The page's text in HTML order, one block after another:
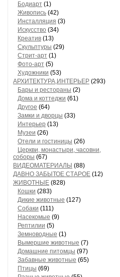
Бодиарт (1)
Живопись (42)
Инсталляция (3)
Искусство (34)
Креатив (13)
Скульптуры (29)
Стрит-арт (1)
Фото-арт (5)
Художники (53)
АРХИТЕКТУРА,ИНТЕРЬЕР (293)
Бары и рестораны (2)
Дома и коттеджи (61)
Другое (64)
Замки и дворцы (33)
Интерьер (13)
Музеи (26)
Отели и гостиницы (26)
Церкви, монастыри, часовни,
соборы (67)
ВИДЕОМАТЕРИАЛЫ (88)
ДАВНО ЗАБЫТОЕ СТАРОЕ (12)
ЖИВОТНЫЕ (828)
Кошки (283)
Дикие животные (127)
Собаки (111)
Насекомые (9)
Рептилии (5)
Земноводные (1)
Вымершие животные (7)
Домашние питомцы (97)
Забавные животные (65)
Птицы (69)